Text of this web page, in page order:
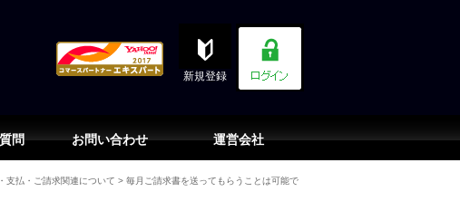
新規登録
問 お問い合わせ 運営会社
支払・ご請求関連について > 毎月ご請求書を送ってもらうことは可能で